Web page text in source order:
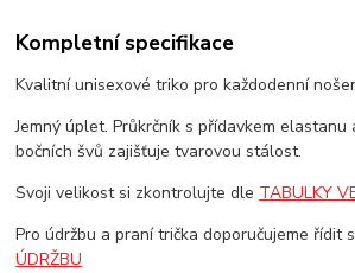
Kompletní specifikace
Kvalitní unisexové triko pro každodenní
Jemný úplet. Průkrčník s přídavkem elastanu
bočních švů zajišťuje tvarovou stálost.
Svoji velikost si zkontrolujte dle TABULKY
Pro údržbu a praní trička doporučujeme řídit
ÚDRŽBU